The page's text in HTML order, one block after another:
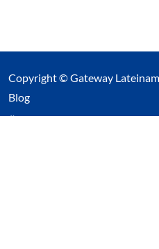
Copyright © Gateway
Blog(Link öffnet einen neuen
Über uns